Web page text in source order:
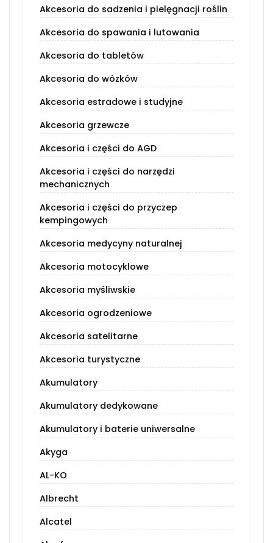
Akcesoria do sadzenia i pielęgnacji roślin
Akcesoria do spawania i lutowania
Akcesoria do tabletów
Akcesoria do wózków
Akcesoria estradowe i studyjne
Akcesoria grzewcze
Akcesoria i części do AGD
Akcesoria i części do narzędzi
mechanicznych
Akcesoria i części do przyczep
kempingowych
Akcesoria medycyny naturalnej
Akcesoria motocyklowe
Akcesoria myśliwskie
Akcesoria ogrodzeniowe
Akcesoria satelitarne
Akcesoria turystyczne
Akumulatory
Akumulatory dedykowane
Akumulatory i baterie uniwersalne
Akyga
AL-KO
Albrecht
Alcatel